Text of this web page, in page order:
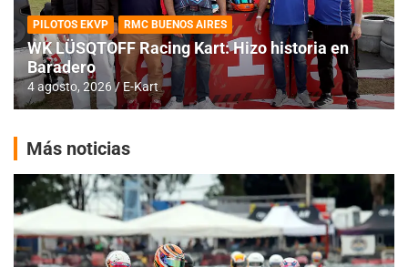
PILOTOS EKVP RMC BUENOS AIRES
WK LÜSQTOFF Racing Kart: Hizo historia en
Baradero
4 agosto, 2026 E-Kart
Más noticias